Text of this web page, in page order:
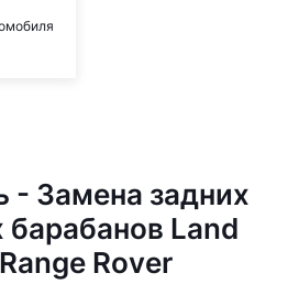
- Замена задних
Land
Rover